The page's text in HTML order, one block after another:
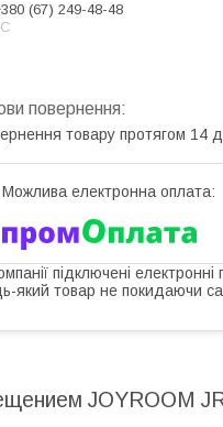
(67) 249-48-48
товару протягом 14
підключені
який товар не покидаючи
JOYROOM